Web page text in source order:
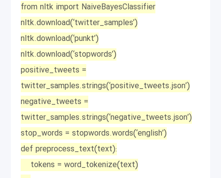
from nltk import NaiveBayesClassifier
nltk.download(‘twitter_samples’)
nltk.download(‘punkt’)
nltk.download(‘stopwords’)
positive_tweets =
twitter_samples.strings(‘positive_tweets.json’)
negative_tweets =
twitter_samples.strings(‘negative_tweets.json’)
stop_words = stopwords.words(‘english’)
def preprocess_text(text):
tokens = word_tokenize(text)